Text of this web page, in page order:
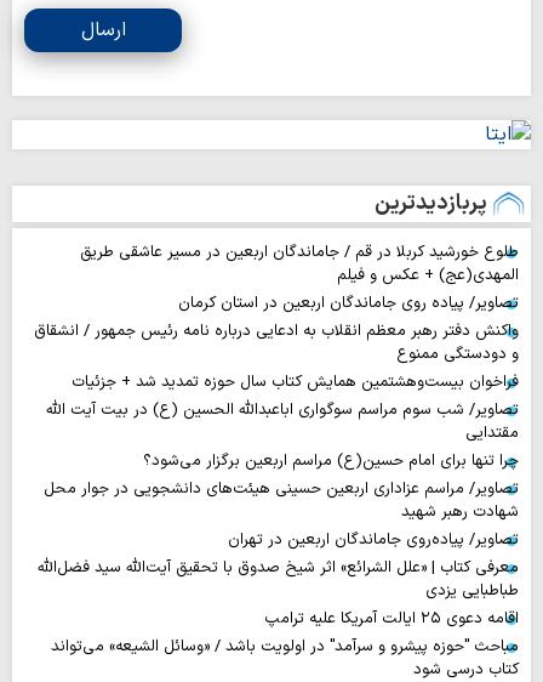
ارسال
پربازدیدترین
طلوع خورشید کربلا در قم / جاماندگان اربعین در مسیر عاشقی طریق
المهدی(عج) + عکس و فیلم
تصاویر/ پیاده روی جاماندگان اربعین در استان کرمان
واکنش دفتر رهبر معظم انقلاب به ادعایی درباره نامه رئیس جمهور / انشقاق
و دودستگی ممنوع
فراخوان بیست‌وهشتمین همایش کتاب سال حوزه تمدید شد + جزئیات
تصاویر/ شب سوم مراسم سوگواری اباعبدالله الحسین (ع) در بیت آیت الله
مقتدایی
چرا تنها برای امام حسین(ع) مراسم اربعین برگزار می‌شود؟
تصاویر/ مراسم عزاداری اربعین حسینی هیئت‌های دانشجویی در جوار محل
شهادت رهبر شهید
تصاویر/ پیاده‌روی جاماندگان اربعین در تهران
معرفی کتاب | «علل الشرائع» اثر شیخ صدوق با تحقیق آیت‌الله سید فضل‌الله
طباطبایی یزدی
اقامه دعوی ۲۵ ایالت آمریکا علیه ترامپ
مباحث "حوزه پیشرو و سرآمد" در اولویت باشد / «وسائل الشیعه» می‌تواند
کتاب درسی شود